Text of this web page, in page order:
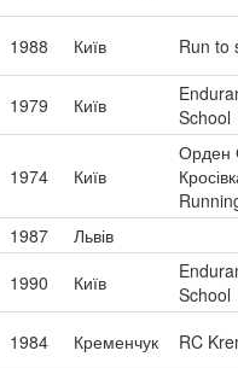
1988 Київ Run to
1979 Київ
School
1974 Київ
Орден
1987
Львів
1990 Київ
School
1984 Кременчук
RC